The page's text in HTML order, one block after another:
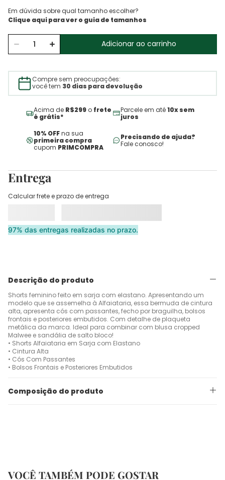
Em dúvida sobre qual tamanho escolher?
Adicionar ao carrinho
Compre sem preocupações:
você tem 30 dias para devolução
Acima de R$299 o frete
é grátis*
Parcele em até10x sem
juros
10% OFFna sua
primeira compra
cupom PRIMCOMPRA
Precisando de ajuda?
Fale conosco!
Entrega
Calcular frete e prazo de entrega
97% das entregas realizadas no prazo.
Descrição do produto
Shorts feminino feito em sarja com elastano. Apresentando um
modelo que se assemelha à Alfaiataria, essa bermuda de cintura
alta, apresenta cós com passantes, fecho por braguilha, bolsos
frontais e posteriores embutidos. Com detalhe de plaqueta
metálica da marca. Ideal para combinar com blusa cropped
Malwee e sandália de salto bloco!
• Shorts Alfaiataria em Sarja com Elastano
• Cintura Alta
• Cós Com Passantes
• Bolsos Frontais e Posteriores Embutidos
Composição do produto
VOCÊ TAMBÉM PODE GOSTAR